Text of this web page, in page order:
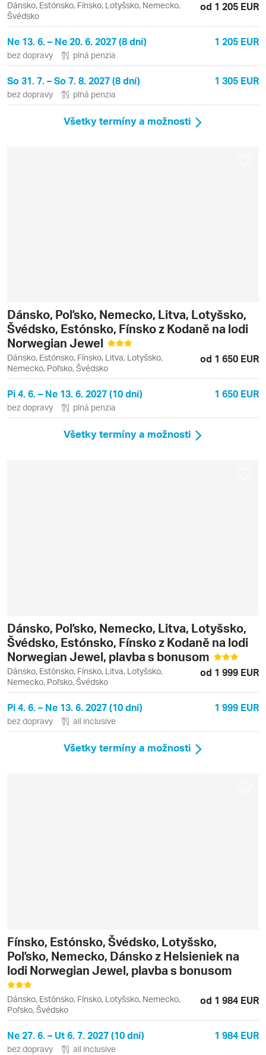
Dánsko, Estónsko, Fínsko, Lotyšsko, Nemecko,
Švédsko
od 1 205 EUR
Ne 13. 6. – Ne 20. 6. 2027 (8 dní) 1 205 EUR
bez dopravy plná penzia
So 31. 7. – So 7. 8. 2027 (8 dní) 1 305 EUR
bez dopravy plná penzia
Všetky termíny a možnosti
Dánsko, Poľsko, Nemecko, Litva, Lotyšsko,
Švédsko, Estónsko, Fínsko z Kodaně na lodi
Norwegian Jewel
Dánsko, Estónsko, Fínsko, Litva, Lotyšsko,
Nemecko, Poľsko, Švédsko
od 1 650 EUR
Pi 4. 6. – Ne 13. 6. 2027 (10 dní) 1 650 EUR
bez dopravy plná penzia
Všetky termíny a možnosti
Dánsko, Poľsko, Nemecko, Litva, Lotyšsko,
Švédsko, Estónsko, Fínsko z Kodaně na lodi
Norwegian Jewel, plavba s bonusom
Dánsko, Estónsko, Fínsko, Litva, Lotyšsko,
Nemecko, Poľsko, Švédsko
od 1 999 EUR
Pi 4. 6. – Ne 13. 6. 2027 (10 dní) 1 999 EUR
bez dopravy all inclusive
Všetky termíny a možnosti
Fínsko, Estónsko, Švédsko, Lotyšsko,
Poľsko, Nemecko, Dánsko z Helsieniek na
lodi Norwegian Jewel, plavba s bonusom
Dánsko, Estónsko, Fínsko, Lotyšsko, Nemecko,
Poľsko, Švédsko
od 1 984 EUR
Ne 27. 6. – Ut 6. 7. 2027 (10 dní) 1 984 EUR
bez dopravy all inclusive